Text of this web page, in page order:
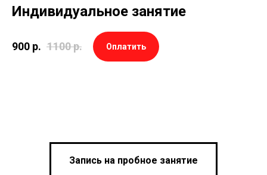
Индивидуальное занятие
900 р. 1100р. Оплатить
Запись на пробное занятие